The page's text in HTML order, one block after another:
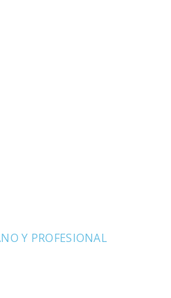
Y PROFESIONAL